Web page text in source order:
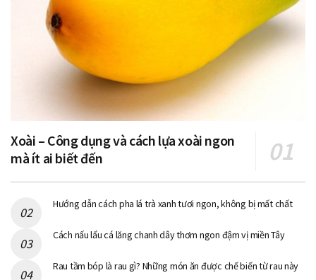
Xoài – Công dụng và cách lựa xoài ngon
mà ít ai biết đến
Hướng dẫn cách pha lá trà xanh tươi ngon, không bị mất chất
Cách nấu lẩu cá lăng chanh dây thơm ngon đậm vị miền Tây
Rau tầm bóp là rau gì? Những món ăn được chế biến từ rau này